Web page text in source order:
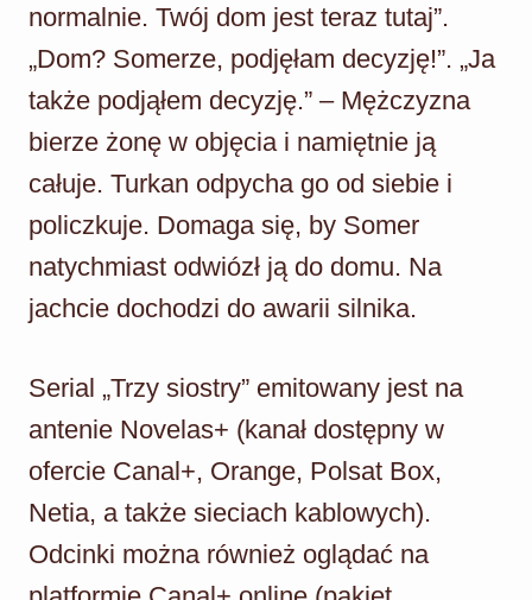
normalnie. Twój dom jest teraz tutaj”.
„Dom? Somerze, podjęłam decyzję!”. „Ja
także podjąłem decyzję.” – Mężczyzna
bierze żonę w objęcia i namiętnie ją
całuje. Turkan odpycha go od siebie i
policzkuje. Domaga się, by Somer
natychmiast odwiózł ją do domu. Na
jachcie dochodzi do awarii silnika.
Serial „Trzy siostry” emitowany jest na
antenie Novelas+ (kanał dostępny w
ofercie Canal+, Orange, Polsat Box,
Netia, a także sieciach kablowych).
Odcinki można również oglądać na